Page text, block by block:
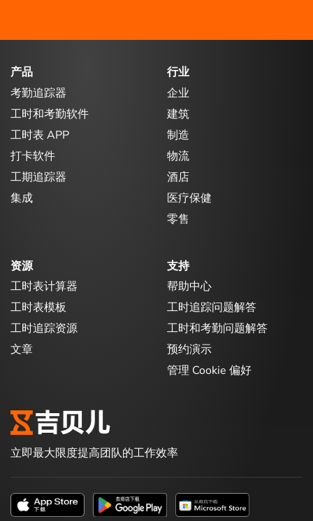
产品
考勤追踪器
工时和考勤软件
工时表 APP
打卡软件
工期追踪器
集成
行业
企业
建筑
制造
物流
酒店
医疗保健
零售
资源
工时表计算器
工时表模板
工时追踪资源
文章
支持
帮助中心
工时追踪问题解答
工时和考勤问题解答
预约演示
管理 Cookie 偏好
立即最大限度提高团队的工作效率